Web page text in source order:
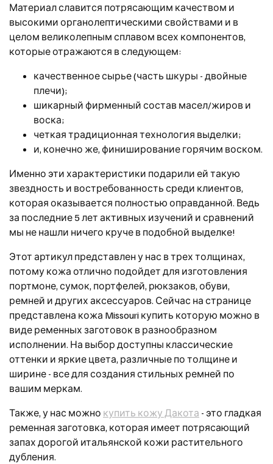
Материал славится потрясающим качеством и
высокими органолептическими свойствами и в
целом великолепным сплавом всех компонентов,
которые отражаются в следующем:
качественное сырье (часть шкуры - двойные
плечи);
шикарный фирменный состав масел/жиров и
воска;
четкая традиционная технология выделки;
и, конечно же, финиширование горячим воском.
Именно эти характеристики подарили ей такую
звездность и востребованность среди клиентов,
которая оказывается полностью оправданной. Ведь
за последние 5 лет активных изучений и сравнений
мы не нашли ничего круче в подобной выделке!
Этот артикул представлен у нас в трех толщинах,
потому кожа отлично подойдет для изготовления
портмоне, сумок, портфелей, рюкзаков, обуви,
ремней и других аксессуаров. Сейчас на странице
представлена кожа Missouri купить которую можно в
виде ременных заготовок в разнообразном
исполнении. На выбор доступны классические
оттенки и яркие цвета, различные по толщине и
ширине - все для создания стильных ремней по
вашим меркам.
Также, у нас можно купить кожу Дакота - это гладкая
ременная заготовка, которая имеет потрясающий
запах дорогой итальянской кожи растительного
дубления.